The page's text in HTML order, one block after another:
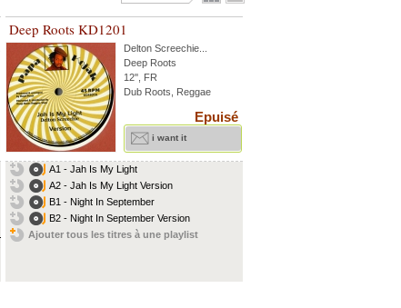
Deep Roots KD1201
Delton Screechie
Deep Roots
12'', FR
Dub Roots, Reggae
Epuisé
i want it
A1 - Jah Is My Light
A2 - Jah Is My Light Version
B1 - Night In September
B2 - Night In September Version
Ajouter tous les titres à une playlist